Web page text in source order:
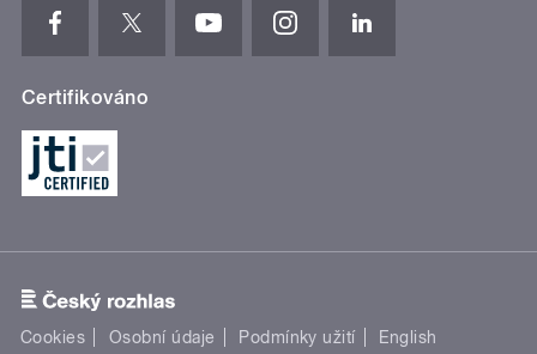
Certifikováno
Cookies Osobní údaje Podmínky užití English